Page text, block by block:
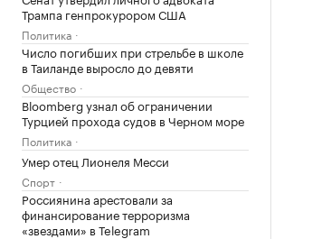
Трампа генпрокурором США
Политика
Число погибших при стрельбе в школе
в Таиланде выросло до девяти
Общество
Bloomberg узнал об ограничении
Турцией прохода судов в Черном море
Политика
Умер отец Лионеля Месси
Спорт
Россиянина арестовали за
финансирование терроризма
«звездами» в Telegram